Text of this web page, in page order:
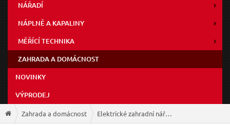
NÁŘADÍ
NÁPLNĚ A KAPALINY
MĚŘÍCÍ TECHNIKA
ZAHRADA A DOMÁCNOST
NOVINKY
VÝPRODEJ
Zahrada a domácnost Elektrické zahradní nářadí